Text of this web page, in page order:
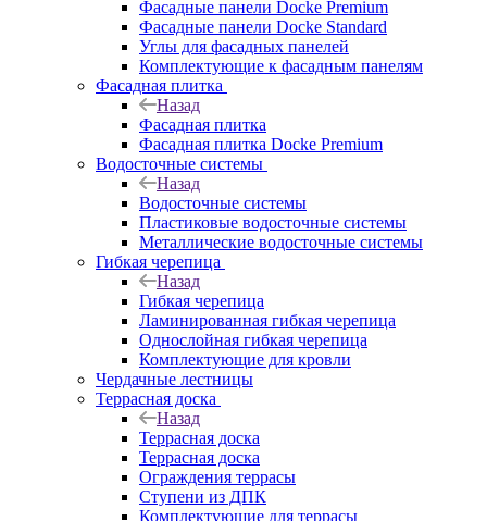
Фасадные панели Docke Premium
Фасадные панели Docke Standard
Углы для фасадных панелей
Комплектующие к фасадным панелям
Фасадная плитка
Назад
Фасадная плитка
Фасадная плитка Docke Premium
Водосточные системы
Назад
Водосточные системы
Пластиковые водосточные системы
Металлические водосточные системы
Гибкая черепица
Назад
Гибкая черепица
Ламинированная гибкая черепица
Однослойная гибкая черепица
Комплектующие для кровли
Чердачные лестницы
Террасная доска
Назад
Террасная доска
Террасная доска
Ограждения террасы
Ступени из ДПК
Комплектующие для террасы